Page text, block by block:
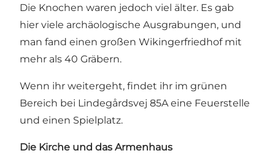
Die Knochen waren jedoch viel älter. Es gab
hier viele archäologische Ausgrabungen, und
man fand einen großen Wikingerfriedhof mit
mehr als 40 Gräbern.
Wenn ihr weitergeht, findet ihr im grünen
Bereich bei Lindegårdsvej 85A eine Feuerstelle
und einen Spielplatz.
Die Kirche und das Armenhaus